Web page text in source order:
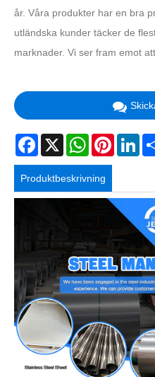
år. Våra produkter har en bra
utländska kunder täcker de
marknader. Vi ser fram emot
Facebook
X WhatsAppPinterest
Produktbeskrivning